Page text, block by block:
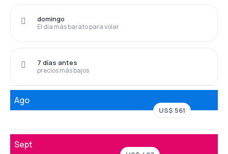
El día más barato para volar
domingo
precios más bajos
7 días antes
Ago
US$ 561
Sept